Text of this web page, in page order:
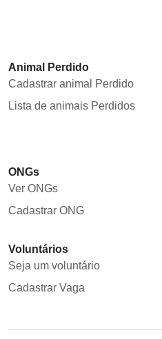
Animal Perdido
Cadastrar animal Perdido
Lista de animais Perdidos
ONGs
Ver ONGs
Cadastrar ONG
Voluntários
Seja um voluntário
Cadastrar Vaga